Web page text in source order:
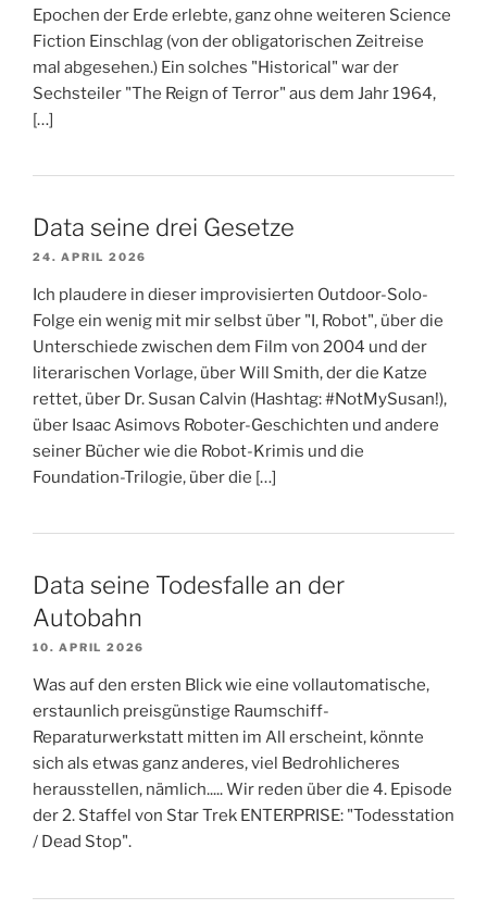
Epochen der Erde erlebte, ganz ohne weiteren Science
Fiction Einschlag (von der obligatorischen Zeitreise
mal abgesehen.) Ein solches "Historical" war der
Sechsteiler "The Reign of Terror" aus dem Jahr 1964,
[…]
Data seine drei Gesetze
24. APRIL 2026
Ich plaudere in dieser improvisierten Outdoor-Solo-
Folge ein wenig mit mir selbst über "I, Robot", über die
Unterschiede zwischen dem Film von 2004 und der
literarischen Vorlage, über Will Smith, der die Katze
rettet, über Dr. Susan Calvin (Hashtag: #NotMySusan!),
über Isaac Asimovs Roboter-Geschichten und andere
seiner Bücher wie die Robot-Krimis und die
Foundation-Trilogie, über die […]
Data seine Todesfalle an der
Autobahn
10. APRIL 2026
Was auf den ersten Blick wie eine vollautomatische,
erstaunlich preisgünstige Raumschiff-
Reparaturwerkstatt mitten im All erscheint, könnte
sich als etwas ganz anderes, viel Bedrohlicheres
herausstellen, nämlich..... Wir reden über die 4. Episode
der 2. Staffel von Star Trek ENTERPRISE: "Todesstation
/ Dead Stop".